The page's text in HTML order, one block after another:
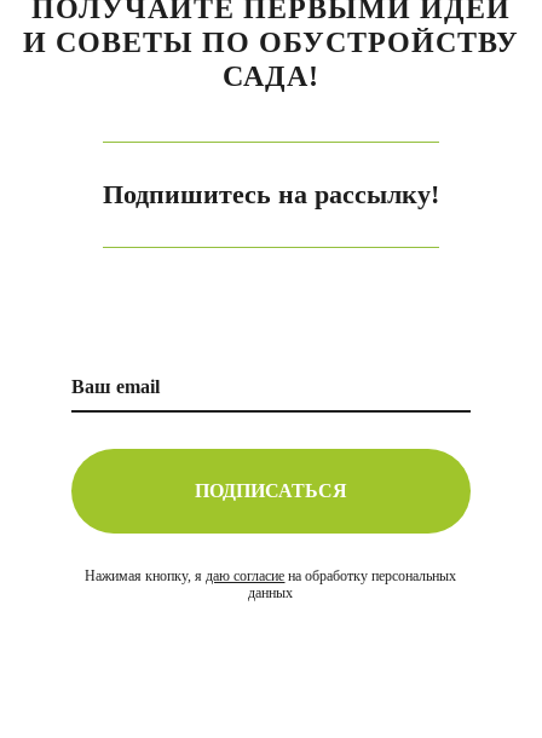
ПОЛУЧАЙТЕ ПЕРВЫМИ ИДЕИ
И СОВЕТЫ ПО ОБУСТРОЙСТВУ
САДА!
Подпишитесь на рассылку!
ПОДПИСАТЬСЯ
Нажимая кнопку, ядаю согласие на обработку персональных
данных